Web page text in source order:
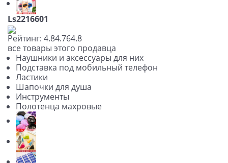
Ls2216601
Рейтинг: 4.84.764.8
все товары этого продавца
Наушники и аксессуары для них
Подставка под мобильный телефон
Ластики
Шапочки для душа
Инструменты
Полотенца махровые